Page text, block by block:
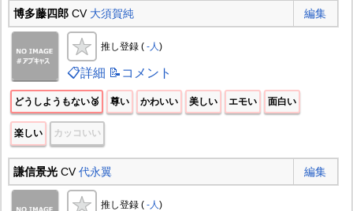
博多藤四郎CV 大須賀純 編集
推し登録 ( -人)
📋詳細 📝コメント
どうしようもない🥉 尊い かわいい 美しい エモい 面白い
楽しい カッコいい
謙信景光CV代永翼 編集
推し登録 ( -人)